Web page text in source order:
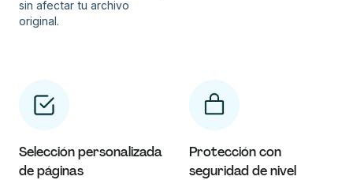
sin afectar tu archivo
original.
Selección personalizada
de páginas
Protección con
seguridad de nivel